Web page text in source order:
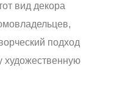
вид декора
подход
художественную